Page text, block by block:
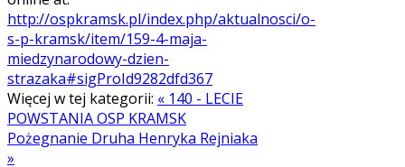
http://ospkramsk.pl/index.php/aktualnosci/o-
s-p-kramsk/item/159-4-maja-
miedzynarodowy-dzien-
strazaka#sigProId9282dfd367
Więcej w tej kategorii: « 140 - LECIE
POWSTANIA OSP KRAMSK
Pożegnanie Druha Henryka Rejniaka
»